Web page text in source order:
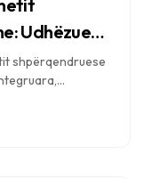
Udhëzues i
shpërqendruese
dixhitale.